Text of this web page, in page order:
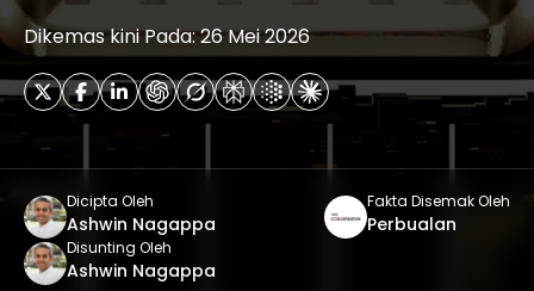
Dikemas kini Pada: 26 Mei 2026
Dicipta Oleh
Ashwin Nagappa
Fakta Disemak Oleh
Perbualan
Disunting Oleh
Ashwin Nagappa